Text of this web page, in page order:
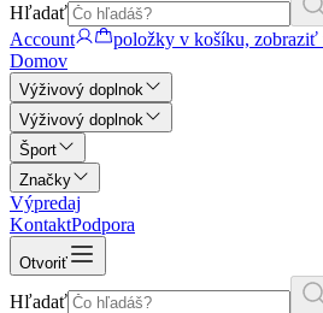
Hľadať
Account
položky v košíku, zobraziť
Domov
Výživový doplnok
Výživový doplnok
Šport
Značky
Výpredaj
KontaktPodpora
Otvoriť
Hľadať